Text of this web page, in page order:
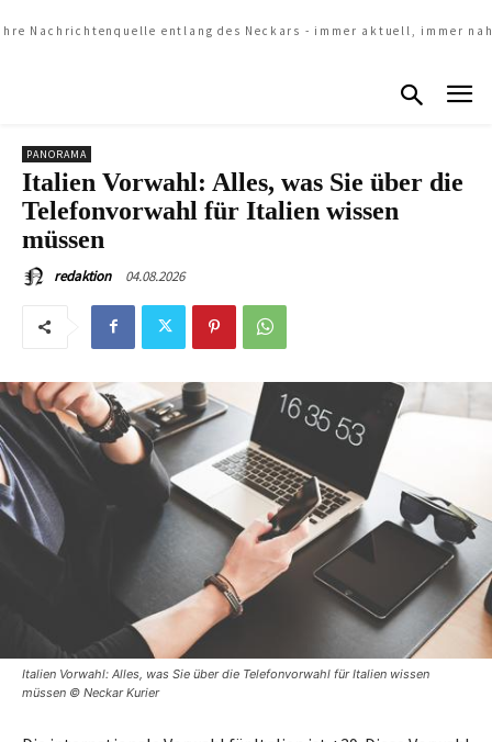
Nachrichtenquelle entlang des Neckars - immer aktuell, immer
PANORAMA
Italien Vorwahl: Alles, was Sie über die
Telefonvorwahl für Italien wissen
müssen
redaktion 04.08.2026
Italien Vorwahl: Alles, was Sie über die Telefonvorwahl für Italien wissen
müssen © Neckar Kurier